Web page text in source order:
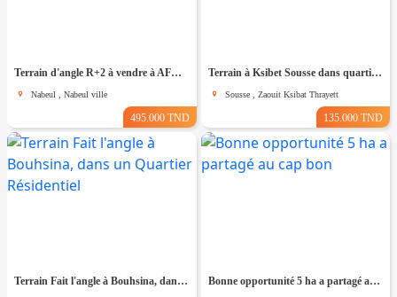
Terrain d'angle R+2 à vendre à AFH1 Nabeul
Nabeul , Nabeul ville
495.000 TND
Terrain à Ksibet Sousse dans quartier Calme
Sousse , Zaouit Ksibat Thrayett
135.000 TND
Terrain Fait l'angle à Bouhsina, dans un Quartier Résidentiel Bonne opportunité 5 ha a partagé au cap bon